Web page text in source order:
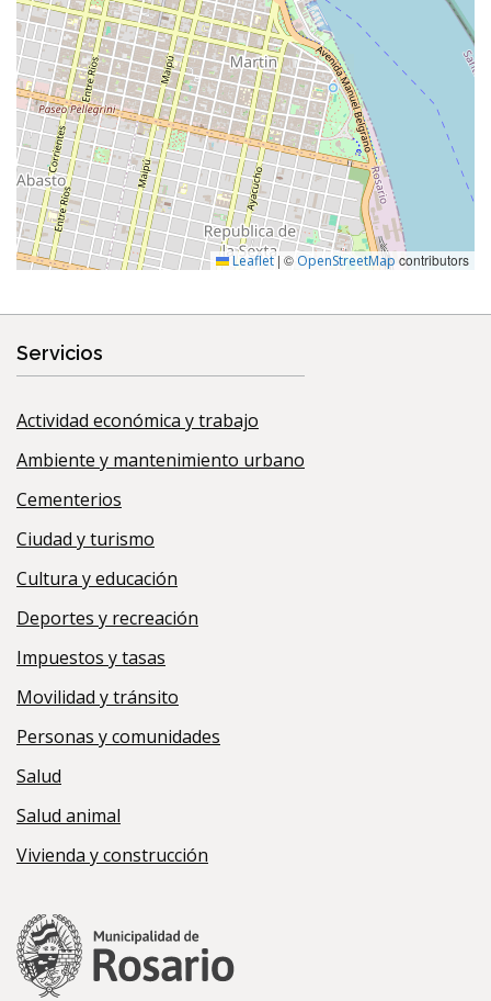
Leaflet | © OpenStreetMap contributors
Servicios
Actividad económica y trabajo
Ambiente y mantenimiento urbano
Cementerios
Ciudad y turismo
Cultura y educación
Deportes y recreación
Impuestos y tasas
Movilidad y tránsito
Personas y comunidades
Salud
Salud animal
Vivienda y construcción